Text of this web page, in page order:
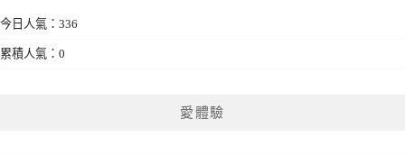
今日人氣：336
累積人氣：0
愛體驗